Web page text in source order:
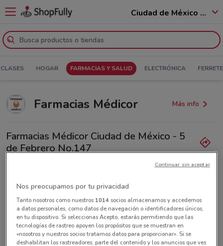
Ciudad de México - 12400
HOGAR FARMACIAS Y SALUD ELECTRÓNICA
Farmacias Médicor Más info
Farmacias Médicor Ciudad de México - 5
de Febrero No.147
Martes No disponible
Miércoles No disponible
Jueves No disponible
Viernes No disponible
Sábado No disponible
Domingo No disponible
55789192
Todas las ofertas de esta tienda
Nos preocupamos por tu privacidad
Tanto nosotros como nuestros 1014socios almacenamos y accedemos
a datos personales, como datos de navegación o identificadores únicos,
en tu dispositivo. Si seleccionas Acepto, estarás permitiendo que las
tecnologías de rastreo apoyen los propósitos que se muestran en
«nosotros y nuestros socios tratamos datos para proporcionar». Si se
deshabilitan los rastreadores, parte del contenido y los anuncios que ves
Continuar sin aceptar